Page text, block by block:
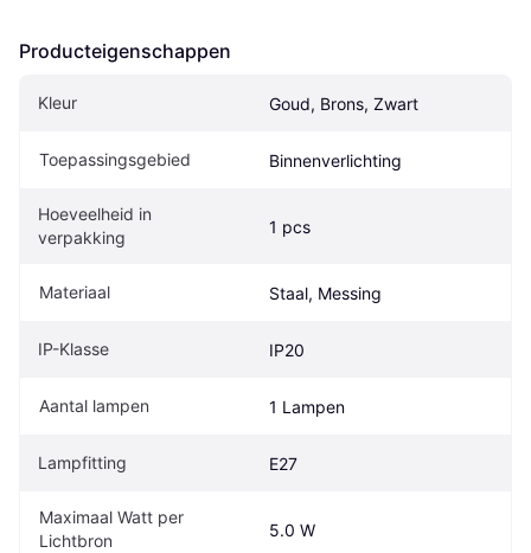
Producteigenschappen
Kleur Goud, Brons, Zwart
Toepassingsgebied Binnenverlichting
Hoeveelheid in
verpakking
1 pcs
Materiaal Staal, Messing
IP-Klasse IP20
Aantal lampen 1 Lampen
Lampfitting E27
Maximaal Watt per
Lichtbron
5.0 W